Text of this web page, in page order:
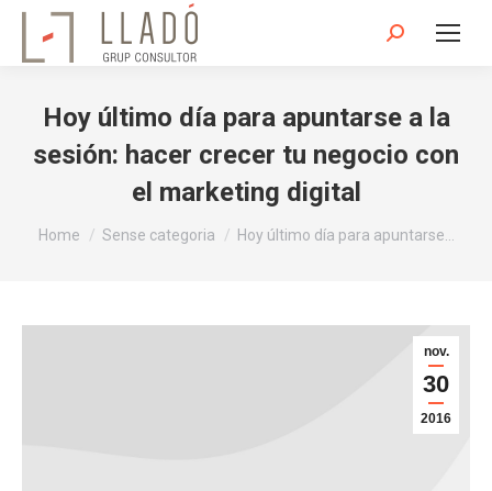
Search:
Hoy último día para apuntarse a la
sesión: hacer crecer tu negocio con
el marketing digital
You are here:
Home Sense categoria Hoy último día para apuntarse…
nov.
30
2016